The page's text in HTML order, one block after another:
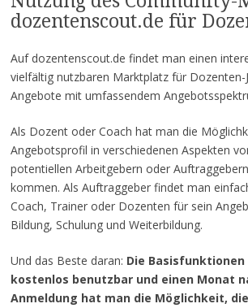
dozentenscout.de für
Auf dozentenscout.de findet man einen
vielfältig nutzbaren Marktplatz für Dozenten-
Angebote mit umfassendem
Als Dozent oder Coach hat man die
Angebotsprofil in verschiedenen Aspekten
potentiellen Arbeitgebern oder
kommen. Als Auftraggeber findet man
Coach, Trainer oder Dozenten für sein
Bildung, Schulung und Weiterbildung.
Und das Beste daran: Die
kostenlos benutzbar und einen Monat
Anmeldung hat man die Möglichkeit,